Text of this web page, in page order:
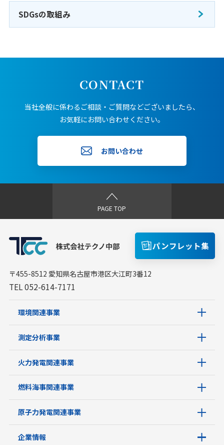
SDGsの取組み
CONTACT
当社全般に係わるご相談・ご質問などございましたら、
お気軽にお問い合わせください。
お問い合わせ
PAGE TOP
〒455-8512 愛知県名古屋市港区大江町3番12
TEL 052-614-7171
パンフレット集
環境関連事業
測定分析事業
火力発電関連事業
燃料海事関連事業
原子力発電関連事業
企業情報